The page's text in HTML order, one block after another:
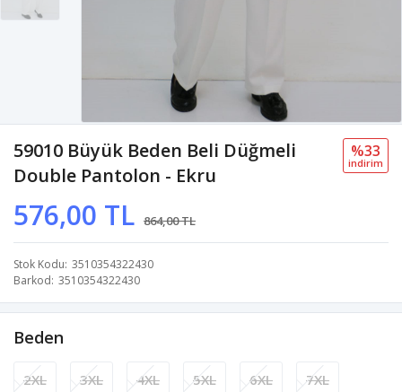
59010 Büyük Beden Beli Düğmeli
Double Pantolon - Ekru
576,00 TL 864,00 TL
%33
i̇ndi̇ri̇m
Stok Kodu 3510354322430
Barkod 3510354322430
Beden
2XL 3XL 4XL 5XL 6XL 7XL